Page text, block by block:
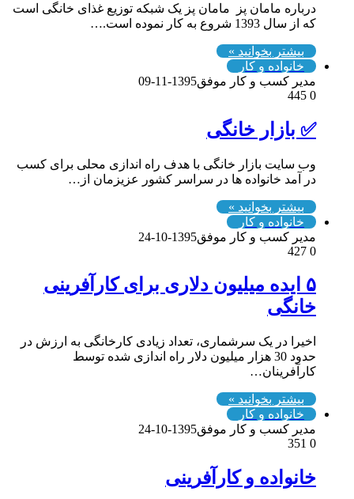
درباره مامان پز مامان پز یک شبکه توزیع غذای خانگی است
که از سال 1393 شروع به کار نموده است.…
بیشتر بخوانید »
خانواده و کار
مدیر کسب و کار موفق1395-11-09
0
✅ بازار خانگی
وب سایت بازار خانگی با هدف راه اندازی محلی برای کسب
در آمد خانواده ها در سراسر کشور عزیزمان از…
بیشتر بخوانید »
خانواده و کار
مدیر کسب و کار موفق1395-10-24
0
۵ ایده میلیون دلاری برای کارآفرینی
خانگی
اخیرا در یک سرشماری، تعداد زیادی کارخانگی به ارزش در
حدود 30 هزار میلیون دلار راه اندازی شده توسط
کارآفرینان…
بیشتر بخوانید »
خانواده و کار
مدیر کسب و کار موفق1395-10-24
0
خانواده و کارآفرینی